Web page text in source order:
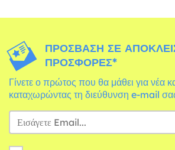
ΠΡΌΣΒΑΣΗ ΣΕ
ΠΡΟΣΦΟΡΈΣ*
Γίνετε ο πρώτος που θα μάθει για νέα
καταχωρώντας τη διεύθυνση e-mail